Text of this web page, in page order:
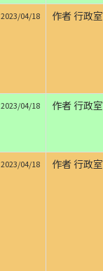
2023/04/18 作者 行政室
2023/04/18 作者 行政室
2023/04/18 作者 行政室